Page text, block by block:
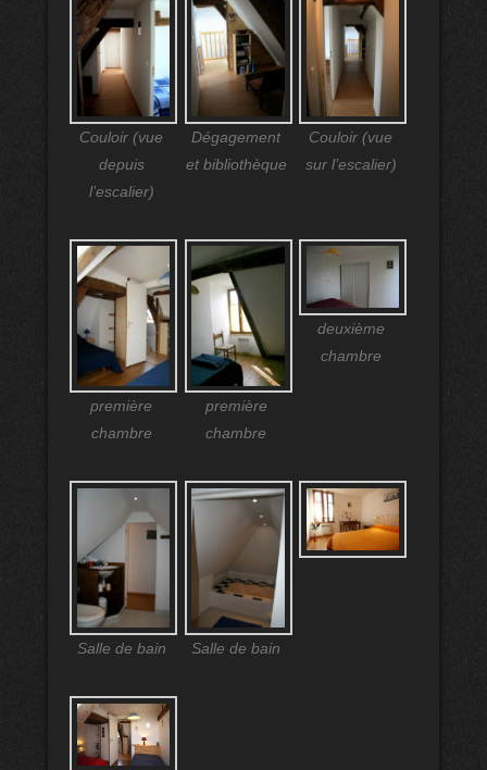
Couloir (vue
depuis
l’escalier)
Dégagement
et bibliothèque
Couloir (vue
sur l’escalier)
première
chambre
première
chambre
deuxième
chambre
Salle de bain Salle de bain